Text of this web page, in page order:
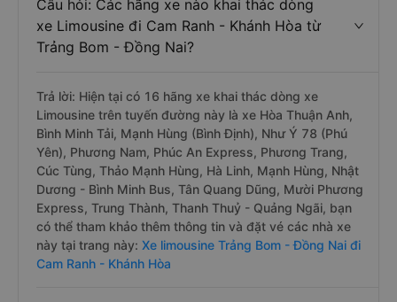
Câu hỏi: Các hãng xe nào khai thác dòng
xe Limousine đi Cam Ranh - Khánh Hòa từ
Trảng Bom - Đồng Nai?
Trả lời: Hiện tại có 16 hãng xe khai thác dòng xe
Limousine trên tuyến đường này là xe Hòa Thuận Anh,
Bình Minh Tải, Mạnh Hùng (Bình Định), Như Ý 78 (Phú
Yên), Phương Nam, Phúc An Express, Phương Trang,
Cúc Tùng, Thảo Mạnh Hùng, Hà Linh, Mạnh Hùng, Nhật
Dương - Bình Minh Bus, Tân Quang Dũng, Mười Phương
Express, Trung Thành, Thanh Thuỷ - Quảng Ngãi, bạn
có thể tham khảo thêm thông tin và đặt vé các nhà xe
này tại trang này: Xe limousine Trảng Bom - Đồng Nai đi
Cam Ranh - Khánh Hòa